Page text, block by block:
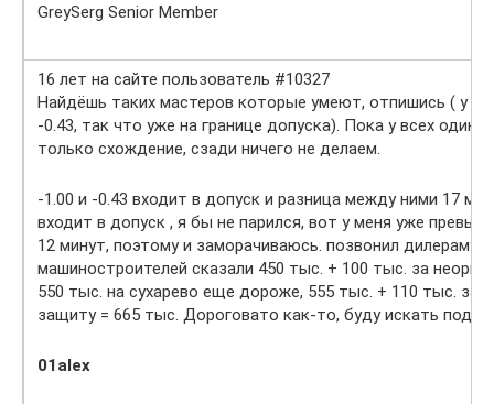
GreySerg Senior Member
16 лет на сайте пользователь #10327
Найдёшь таких мастеров которые умеют, отпишись ( у
-0.43, так что уже на границе допуска). Пока у всех один
только схождение, сзади ничего не делаем.
-1.00 и -0.43 входит в допуск и разница между ними 17
входит в допуск , я бы не парился, вот у меня уже
12 минут, поэтому и заморачиваюсь. позвонил дилерам:
машиностроителей сказали 450 тыс. + 100 тыс. за
550 тыс. на сухарево еще дороже, 555 тыс. + 110 тыс. за
защиту = 665 тыс. Дороговато как-то, буду искать
01alex